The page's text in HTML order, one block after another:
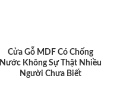
Cửa Gỗ MDF Có Chống
Nước Không Sự Thật Nhiều
Người Chưa Biết